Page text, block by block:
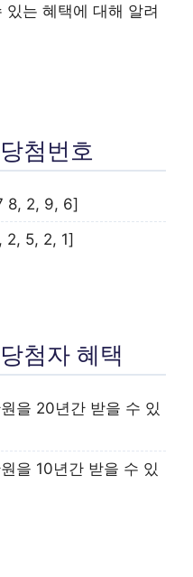
는 혜택에 대해 알려
첨번호
8, 2, 9, 6]
2, 5, 2, 1]
첨자 혜택
을 20년간 받을 수 있
을 10년간 받을 수 있